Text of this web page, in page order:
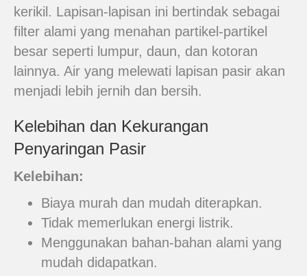
kerikil. Lapisan-lapisan ini bertindak sebagai
filter alami yang menahan partikel-partikel
besar seperti lumpur, daun, dan kotoran
lainnya. Air yang melewati lapisan pasir akan
menjadi lebih jernih dan bersih.
Kelebihan dan Kekurangan
Penyaringan Pasir
Kelebihan:
Biaya murah dan mudah diterapkan.
Tidak memerlukan energi listrik.
Menggunakan bahan-bahan alami yang
mudah didapatkan.